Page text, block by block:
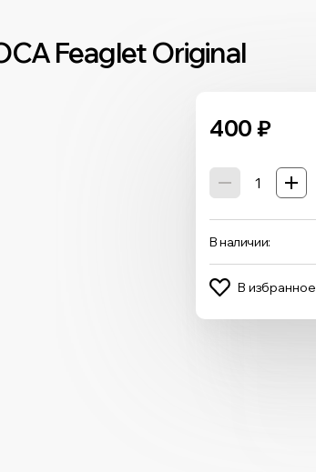
Feaglet Original
400 ₽
В наличии:
В избранное